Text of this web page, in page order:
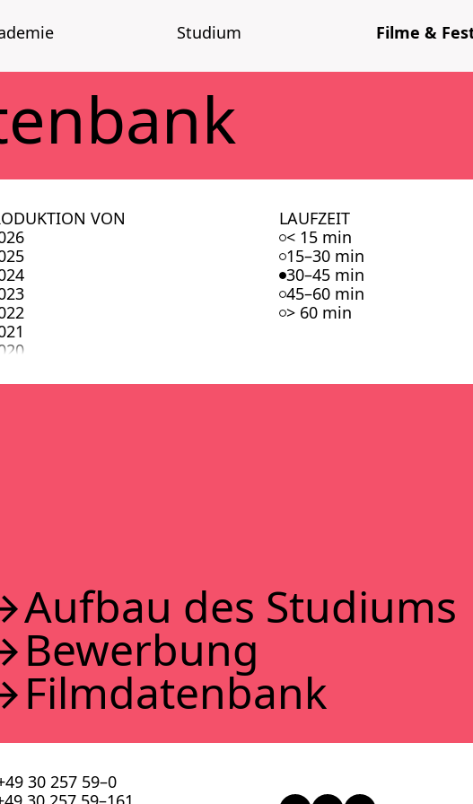
Stu­di­um Fil­me &
VON
LAUFZEIT
< 15 min
15–30 min
30–45 min
45–60 min
> 60 min
Auf­bau des Stu­di­ums
Bewer­bung
Film­da­ten­bank
30 257 59–0